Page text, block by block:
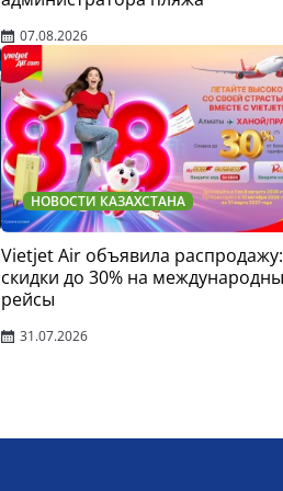
07.08.2026
НОВОСТИ КАЗАХСТАНА
Vietjet Air объявила распродажу:
скидки до 30% на
рейсы
31.07.2026